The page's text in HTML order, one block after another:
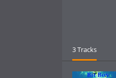
3 Tracks